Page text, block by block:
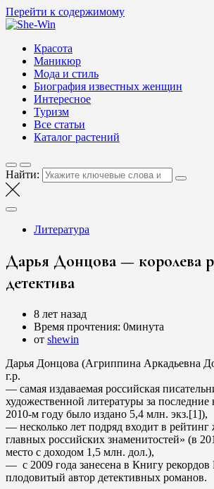
Перейти к содержимому
Блог о женской красоте и здоровье
Красота
Маникюр
Мода и стиль
Биография известных женщин
Интересное
Туризм
Все статьи
Каталог растений
Найти:
Литература
Дарья Донцова — королева
детектива
8 лет назад
Время прочтения: 0минута
от shewin
Дарья Донцова (Агриппина Аркадьевна
г.р.
— самая издаваемая российская
художественной литературы за последние
2010-м году было издано 5,4 млн. экз.[1]),
— несколько лет подряд входит в рейтинг
главных российских знаменитостей» (в
место с доходом 1,5 млн. дол.),
— с 2009 года занесена в Книгу рекордов
плодовитый автор детективных романов.